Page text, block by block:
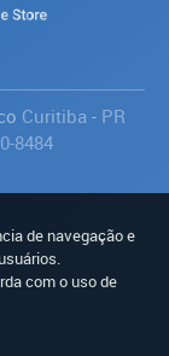
Curitiba - PR
8484
de navegação e
com o uso de